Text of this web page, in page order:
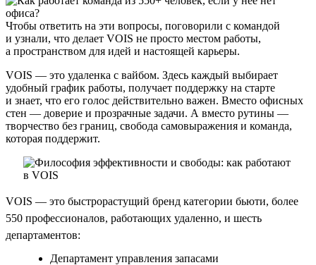
Чтобы ответить на эти вопросы, поговорили с командой
и узнали, что делает VOIS не просто местом работы,
а пространством для идей и настоящей карьеры.
VOIS — это удаленка с вайбом. Здесь каждый выбирает
удобный график работы, получает поддержку на старте
и знает, что его голос действительно важен. Вместо офисных
стен — доверие и прозрачные задачи. А вместо рутины —
творчество без границ, свобода самовыражения и команда,
которая поддержит.
VOIS — это быстрорастущий бренд категории бьюти, более
550 профессионалов, работающих удаленно, и шесть
департаментов:
Департамент управления запасами